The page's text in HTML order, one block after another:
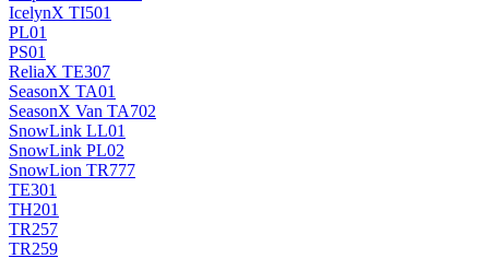
IcelynX TI501
PL01
PS01
ReliaX TE307
SeasonX TA01
SeasonX Van TA702
SnowLink LL01
SnowLink PL02
SnowLion TR777
TE301
TH201
TR257
TR259